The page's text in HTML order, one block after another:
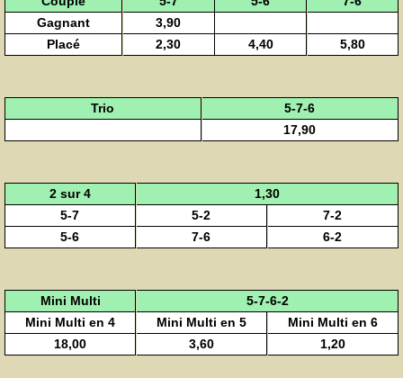
Gagnant
3,90
Placé
2,30 4,40 5,80
Trio
5-7-6
17,90
2 sur 4
1,30
5-7
5-2
7-2
5-6
7-6 6-2
Mini Multi
5-7-6-2
Mini Multi en 4
Mini Multi en 5
Mini Multi en 6
18,00
3,60 1,20